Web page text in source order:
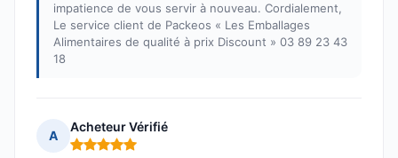
impatience de vous servir à nouveau. Cordialement,
Le service client de Packeos « Les Emballages
Alimentaires de qualité à prix Discount » 03 89 23 43
18
A
Acheteur Vérifié
Note : 5 sur 5